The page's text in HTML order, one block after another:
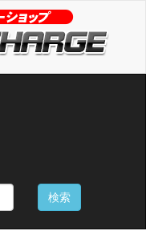
検索